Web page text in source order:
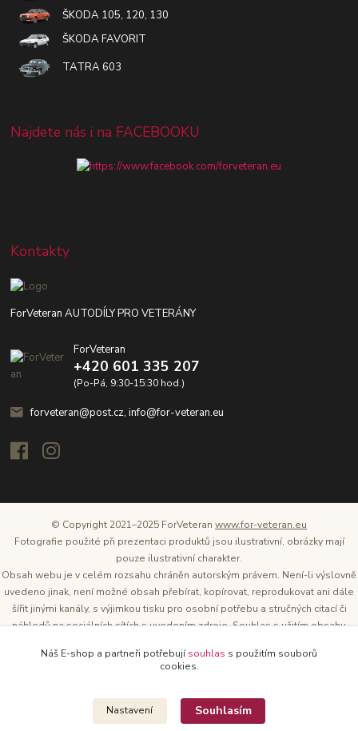
ŠKODA 105, 120, 130
ŠKODA FAVORIT
TATRA 603
Najdete nás i na FACEBOOKU
Kontakty
ForVeteran AUTODÍLY PRO VETERÁNY
ForVeteran
+420 601 335 207
(Po-Pá, 9:30-15:30 hod.)
forveteran@post.cz, info@for-veteran.eu
© Copyright 2021–2025 ForVeteran www.for-veteran.eu
Fotografie použité při prezentaci produktů jsou ilustrativní, obrázky mají
pouze ilustrativní charakter.
Obsah webu je v celém rozsahu chráněn autorským právem. Není-li výslovně
uvedeno jinak, není možné obsah přebírat, kopírovat, reprodukovat ani dále
šířit jinými kanály, s výjimkou tisku pro osobní potřebu a stručných citací či
náhledů na sociálních sítích s uvedením zdroje. Souhlas s užitím obsahu
těchto webových stránek je Tomáš Oršel.
Náš E-shop a partneři potřebujísouhlas s použitím souborů
cookies.
Nastavení Souhlasím